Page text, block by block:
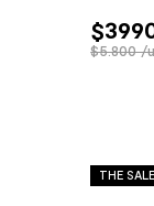
$
$5.800 /
THE SALE